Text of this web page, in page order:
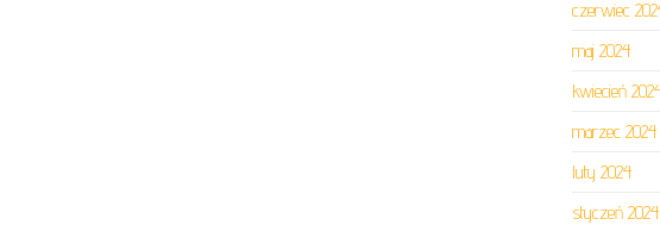
czerwiec
maj 2024
kwiecień
marzec 2024
luty 2024
styczeń 2024